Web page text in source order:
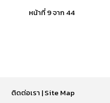
หน้าที่ 9 จาก 44
ติดต่อเรา |Site Map